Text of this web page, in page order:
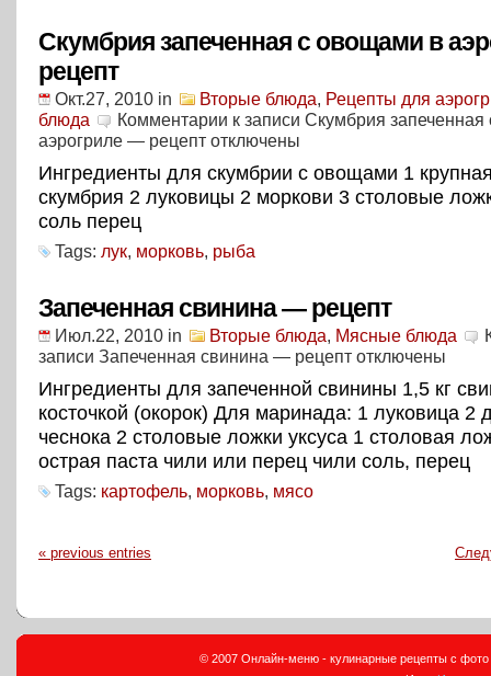
Скумбрия запеченная с овощами в
рецепт
Окт.27, 2010 in Вторые блюда, Рецепты для
блюда
Комментарии к записи Скумбрия
аэрогриле — рецепт отключены
Ингредиенты для скумбрии с овощами 1
скумбрия 2 луковицы 2 моркови 3 столовые
соль перец
Tags: лук, морковь, рыба
Запеченная свинина — рецепт
Июл.22, 2010 in Вторые блюда, Мясные блюда
записи Запеченная свинина — рецепт отключены
Ингредиенты для запеченной свинины 1,5 кг
косточкой (окорок) Для маринада: 1 луковица 2
чеснока 2 столовые ложки уксуса 1 столовая
острая паста чили или перец чили соль, перец
Tags: картофель, морковь, мясо
« previous entries
© 2007 Онлайн-меню - кулинарные рецепты с фото